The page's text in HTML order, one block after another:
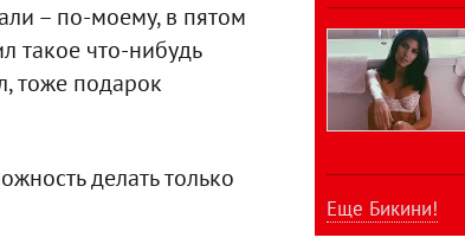
– по-моему, в пятом
такое что-нибудь
тоже подарок
делать только
Еще Бикини!